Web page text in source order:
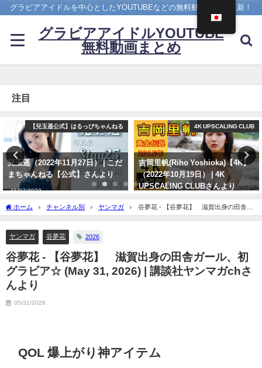
グラビアアイドルを中心としたYOUTUBEなどの無料動画を日々更新！
グラビアアイドルYOUTUBE
無料動画まとめ
注目
4K UPSCALING CLUB
吉岡里帆(Riho Yoshioka)【4K】
（2022年10月19日） | 4K
UPSCALING CLUBさんより
アイドルニッポン
久松郁実 いくみんのスポコス“I
LOVE SPORTS！” （2018年03月
14日） | アイドルニッポン公式
YouTubeチャンネルさんより
ホーム チャンネル別 ヤンマガ
谷夢花 - 【谷夢花】 滋賀出身の田舎ガ
ール、初グラビア☆ (May 31, 2026) | 講談社ヤンマガchさんより
ヤンマガ 谷夢花 2026
谷夢花 - 【谷夢花】 滋賀出身の田舎ガール、初
グラビア☆ (May 31, 2026) | 講談社ヤンマガchさ
んより
05/31/2026
QOL 爆上がり神アイテム